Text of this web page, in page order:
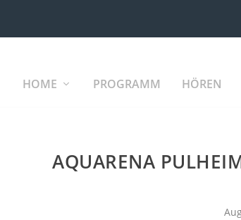
HOME PROGRAMM HÖREN
AQUARENA